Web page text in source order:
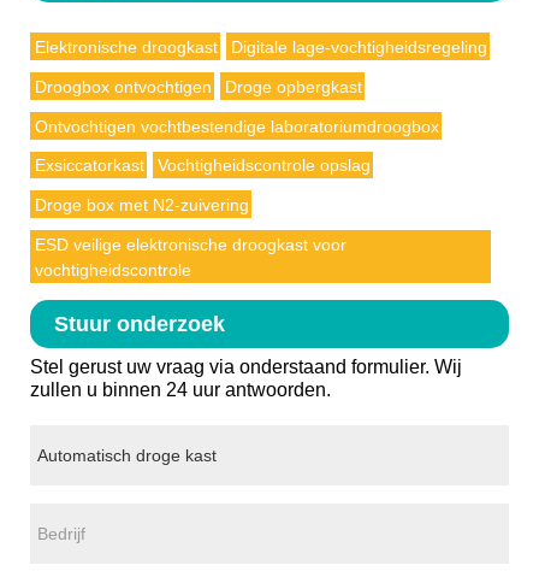
Elektronische droogkast Digitale lage-vochtigheidsregeling
Droogbox ontvochtigen Droge opbergkast
Ontvochtigen vochtbestendige laboratoriumdroogbox
Exsiccatorkast Vochtigheidscontrole opslag
Droge box met N2-zuivering
ESD veilige elektronische droogkast voor
vochtigheidscontrole
Stuur onderzoek
Stel gerust uw vraag via onderstaand formulier. Wij
zullen u binnen 24 uur antwoorden.